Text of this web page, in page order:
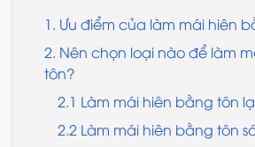
1. Ưu điểm của làm mái hiên
2. Nên chọn loại nào để làm
tôn?
2.1 Làm mái hiên bằng tôn
2.2 Làm mái hiên bằng tôn